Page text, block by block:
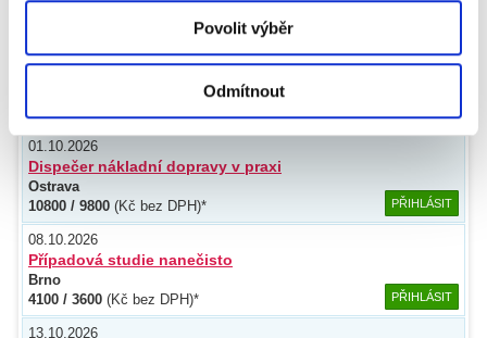
získali v důsledku toho, že používáte jejich služby.
Povolit výběr
Odmítnout
(Kč bez DPH)*
22.09.2026
4100 / 3600(Kč bez DPH)*
01.10.2026
Dispečer nákladní dopravy v praxi
Ostrava
10800 / 9800 (Kč bez DPH)* PŘIHLÁSIT
08.10.2026
Případová studie nanečisto
Brno
4100 / 3600 (Kč bez DPH)* PŘIHLÁSIT
13.10.2026